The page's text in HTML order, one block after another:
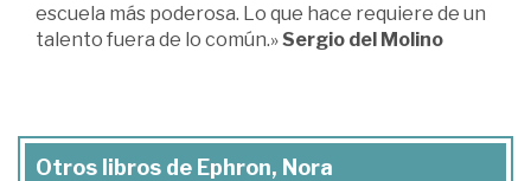
escuela más poderosa. Lo que hace requiere de un
talento fuera de lo común.»Sergio del Molino
Otros libros de Ephron, Nora